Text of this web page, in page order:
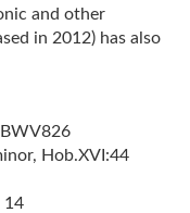
and other
in 2012) has also
Hob.XVI:44
14